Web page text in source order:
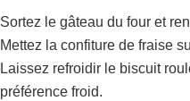
Sortez le gâteau du four et
Mettez la confiture de fraise
Laissez refroidir le biscuit
préférence froid.